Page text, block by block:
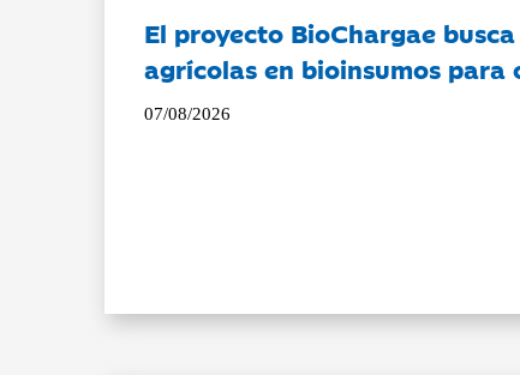
El proyecto BioChargae
agrícolas en bioinsumos para
07/08/2026